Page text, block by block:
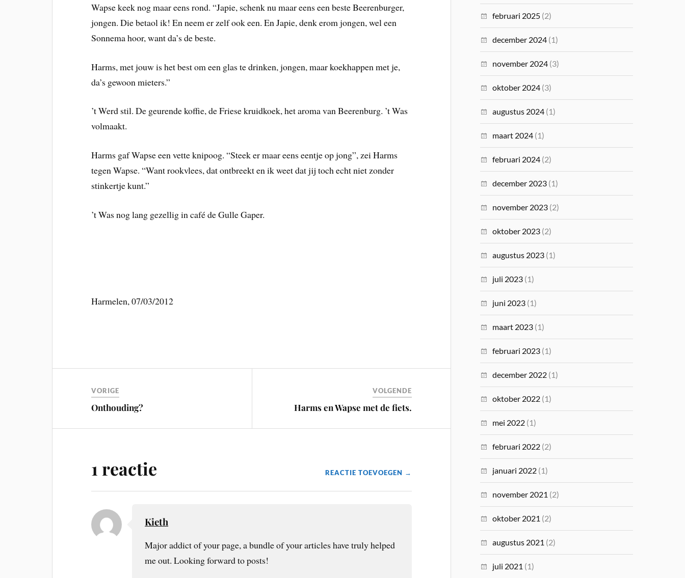
Wapse keek nog maar eens rond. “Japie, schenk nu maar eens een beste Beerenburger,
jongen. Die betaol ik! En neem er zelf ook een. En Japie, denk erom jongen, wel een
Sonnema hoor, want da’s de beste.
Harms, met jouw is het best om een glas te drinken, jongen, maar koekhappen met je,
da’s gewoon mieters.”
’t Werd stil. De geurende koffie, de Friese kruidkoek, het aroma van Beerenburg. ’t Was
volmaakt.
Harms gaf Wapse een vette knipoog. “Steek er maar eens eentje op jong”, zei Harms
tegen Wapse. “Want rookvlees, dat ontbreekt en ik weet dat jij toch echt niet zonder
stinkertje kunt.”
’t Was nog lang gezellig in café de Gulle Gaper.
Harmelen, 07/03/2012
VORIGE
Onthouding?
VOLGENDE
Harms en Wapse met de fiets.
1 reactie REACTIE TOEVOEGEN →
Kieth
Major addict of your page, a bundle of your articles have truly helped
me out. Looking forward to posts!
februari 2025 (2)
december 2024 (1)
november 2024 (3)
oktober 2024 (3)
augustus 2024 (1)
maart 2024 (1)
februari 2024 (2)
december 2023 (1)
november 2023 (2)
oktober 2023 (2)
augustus 2023 (1)
juli 2023 (1)
juni 2023 (1)
maart 2023 (1)
februari 2023 (1)
december 2022 (1)
oktober 2022 (1)
mei 2022 (1)
februari 2022 (2)
januari 2022 (1)
november 2021 (2)
oktober 2021 (2)
augustus 2021 (2)
juli 2021 (1)